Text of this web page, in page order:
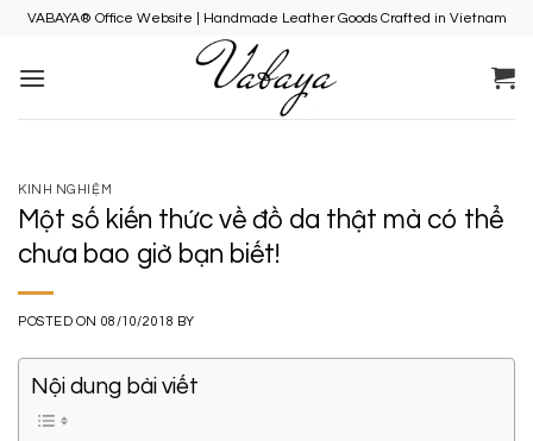
Skip
content
VABAYA® Office Website | Handmade Leather Goods Crafted in Vietnam
KINH NGHIỆM
Một số kiến thức về đồ da thật mà có thể
chưa bao giờ bạn biết!
POSTED ON 08/10/2018 BY
Nội dung bài viết